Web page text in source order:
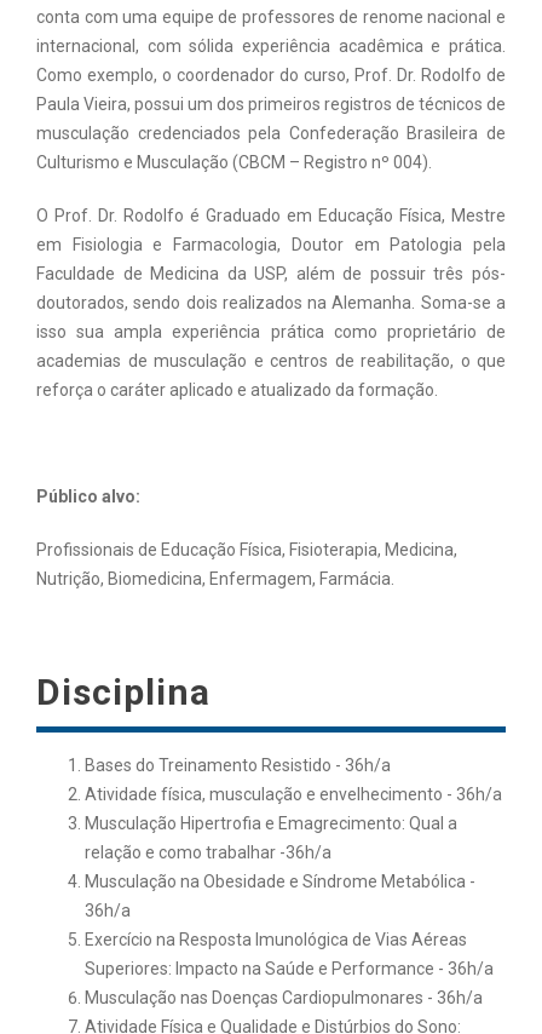
conta com uma equipe de professores de renome nacional e
internacional, com sólida experiência acadêmica e prática.
Como exemplo, o coordenador do curso, Prof. Dr. Rodolfo de
Paula Vieira, possui um dos primeiros registros de técnicos de
musculação credenciados pela Confederação Brasileira de
Culturismo e Musculação (CBCM – Registro nº 004).
O Prof. Dr. Rodolfo é Graduado em Educação Física, Mestre
em Fisiologia e Farmacologia, Doutor em Patologia pela
Faculdade de Medicina da USP, além de possuir três pós-
doutorados, sendo dois realizados na Alemanha. Soma-se a
isso sua ampla experiência prática como proprietário de
academias de musculação e centros de reabilitação, o que
reforça o caráter aplicado e atualizado da formação.
Público alvo:
Profissionais de Educação Física, Fisioterapia, Medicina,
Nutrição, Biomedicina, Enfermagem, Farmácia.
Disciplina
Bases do Treinamento Resistido - 36h/a
Atividade física, musculação e envelhecimento - 36h/a
Musculação Hipertrofia e Emagrecimento: Qual a
relação e como trabalhar -36h/a
Musculação na Obesidade e Síndrome Metabólica -
36h/a
Exercício na Resposta Imunológica de Vias Aéreas
Superiores: Impacto na Saúde e Performance - 36h/a
Musculação nas Doenças Cardiopulmonares - 36h/a
Atividade Física e Qualidade e Distúrbios do Sono: